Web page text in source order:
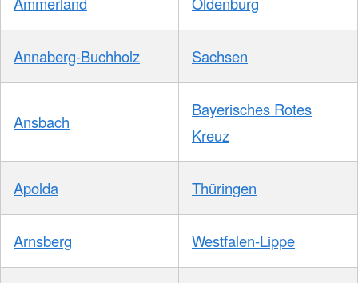
Annaberg-Buchholz Sachsen
Ansbach
Bayerisches Rotes
Kreuz
Apolda Thüringen
Arnsberg Westfalen-Lippe